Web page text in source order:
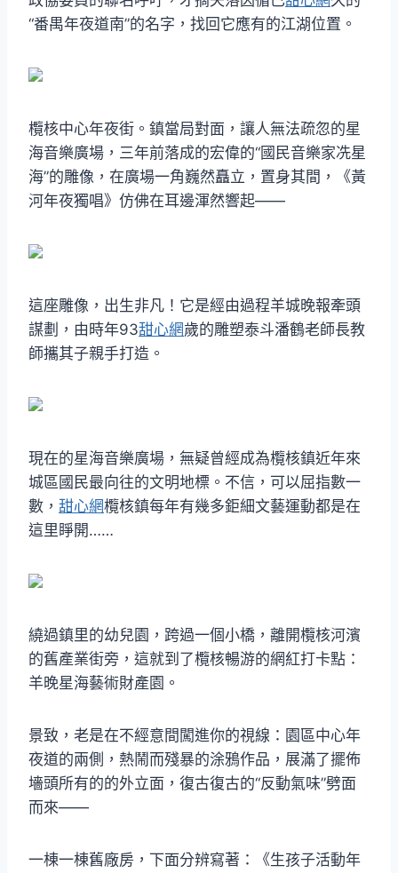
“番禺年夜道南”的名字，找回它應有的江湖位置。
欖核中心年夜街。鎮當局對面，讓人無法疏忽的星
海音樂廣場，三年前落成的宏偉的“國民音樂家冼星
海”的雕像，在廣場一角巍然矗立，置身其間，《黃
河年夜獨唱》仿佛在耳邊渾然響起——
這座雕像，出生非凡！它是經由過程羊城晚報牽頭
謀劃，由時年93甜心網歲的雕塑泰斗潘鶴老師長教
師攜其子親手打造。
現在的星海音樂廣場，無疑曾經成為欖核鎮近年來
城區國民最向往的文明地標。不信，可以屈指數一
數， 甜心網欖核鎮每年有幾多鉅細文藝運動都是在
這里睜開……
繞過鎮里的幼兒園，跨過一個小橋，離開欖核河濱
的舊產業街旁，這就到了欖核暢游的網紅打卡點：
羊晚星海藝術財產園。
景致，老是在不經意間闖進你的視線：園區中心年
夜道的兩側，熱鬧而殘暴的涂鴉作品，展滿了擺佈
墻頭所有的的外立面，復古復古的“反動氣味”劈面
而來——
一棟一棟舊廠房，下面分辨寫著：《生孩子活動年